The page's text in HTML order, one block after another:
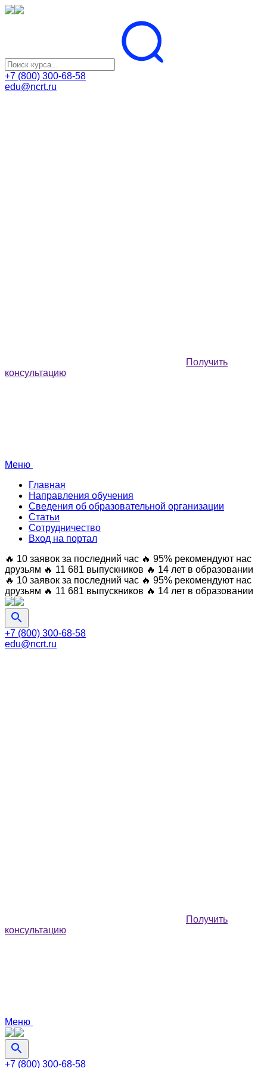
+7 (800) 300-68-58
edu@ncrt.ru
Получить
консультацию
Меню
Главная
Направления обучения
Сведения об образовательной организации
Статьи
Сотрудничество
Вход на портал
🔥 10 заявок за последний час 🔥 95% рекомендуют нас
друзьям 🔥 11 681 выпускников 🔥 14 лет в образовании
🔥 10 заявок за последний час 🔥 95% рекомендуют нас
друзьям 🔥 11 681 выпускников 🔥 14 лет в образовании
+7 (800) 300-68-58
edu@ncrt.ru
Получить
консультацию
Меню
+7 (800) 300-68-58